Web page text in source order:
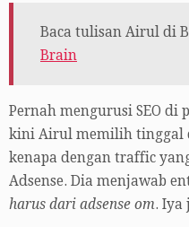
Baca tulisan Airul di
Brain
Pernah mengurusi SEO di
kini Airul memilih tinggal
kenapa dengan traffic
Adsense. Dia menjawab
harus dari adsense om. Iya